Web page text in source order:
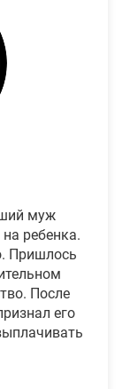
муж
ребенка.
Пришлось
После
его